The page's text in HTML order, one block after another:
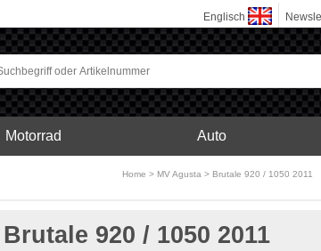
Englisch
Motorrad Auto
Home > MV Agusta > Brutale 920 / 1050 2011
Brutale 920 / 1050 2011